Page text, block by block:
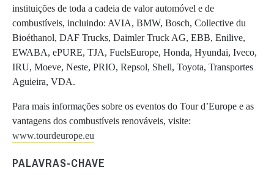
instituições de toda a cadeia de valor automóvel e de
combustíveis, incluindo: AVIA, BMW, Bosch, Collective du
Bioéthanol, DAF Trucks, Daimler Truck AG, EBB, Enilive,
EWABA, ePURE, TJA, FuelsEurope, Honda, Hyundai, Iveco,
IRU, Moeve, Neste, PRIO, Repsol, Shell, Toyota, Transportes
Aguieira, VDA.
Para mais informações sobre os eventos do Tour d’Europe e as
vantagens dos combustíveis renováveis, visite:
www.tourdeurope.eu
PALAVRAS-CHAVE